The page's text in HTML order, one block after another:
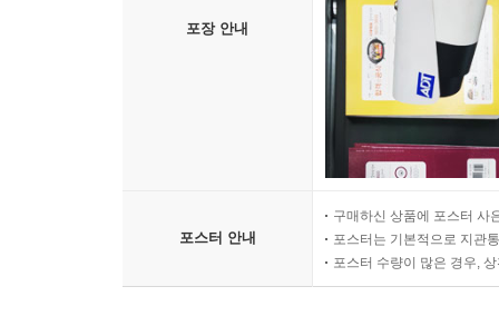
포장 안내
포스터 안내
구매하신 상품에 포스터 사
포스터는 기본적으로 지관
포스터 수량이 많은 경우,